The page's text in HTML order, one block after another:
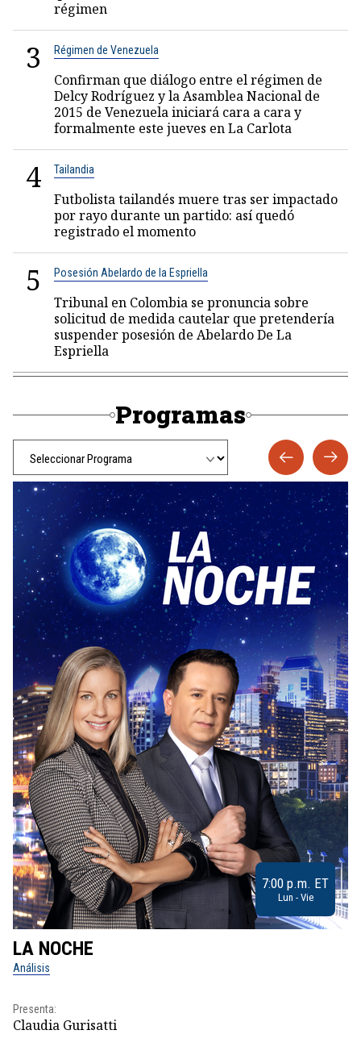
régimen
3 Régimen de Venezuela
Confirman que diálogo entre el régimen de
Delcy Rodríguez y la Asamblea Nacional de
2015 de Venezuela iniciará cara a cara y
formalmente este jueves en La Carlota
4 Tailandia
Futbolista tailandés muere tras ser impactado
por rayo durante un partido: así quedó
registrado el momento
5 Posesión Abelardo de la Espriella
Tribunal en Colombia se pronuncia sobre
solicitud de medida cautelar que pretendería
suspender posesión de Abelardo De La
Espriella
Programas
7:00 p.m. ET
Lun - Vie
LA NOCHE
Análisis
Presenta:
Claudia Gurisatti